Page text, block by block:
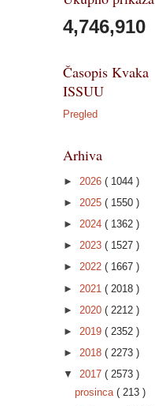
4,746,910
Časopis Kvaka
ISSUU
Pregled
Arhiva
► 2026 ( 1044 )
► 2025 ( 1550 )
► 2024 ( 1362 )
► 2023 ( 1527 )
► 2022 ( 1667 )
► 2021 ( 2018 )
► 2020 ( 2212 )
► 2019 ( 2352 )
► 2018 ( 2273 )
▼ 2017 ( 2573 )
prosinca ( 213 )